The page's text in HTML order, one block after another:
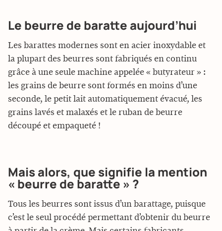
Le beurre de baratte aujourd’hui
Les barattes modernes sont en acier inoxydable et
la plupart des beurres sont fabriqués en continu
grâce à une seule machine appelée « butyrateur » :
les grains de beurre sont formés en moins d’une
seconde, le petit lait automatiquement évacué, les
grains lavés et malaxés et le ruban de beurre
découpé et empaqueté !
Mais alors, que signifie la mention
« beurre de baratte » ?
Tous les beurres sont issus d’un barattage, puisque
c’est le seul procédé permettant d’obtenir du beurre